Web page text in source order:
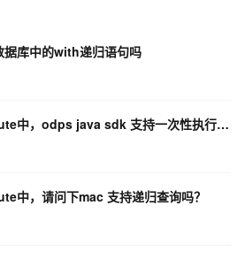
库中的with递归语句吗
在大数据计算MaxCompute中，odps java sdk 支持一次性执行多条sql吗？
中，请问下mac 支持递归查询吗？